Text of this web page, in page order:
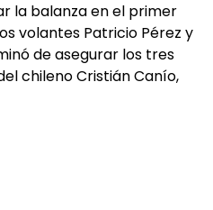
la balanza en el primer
volantes Patricio Pérez y
de asegurar los tres
chileno Cristián Canío,